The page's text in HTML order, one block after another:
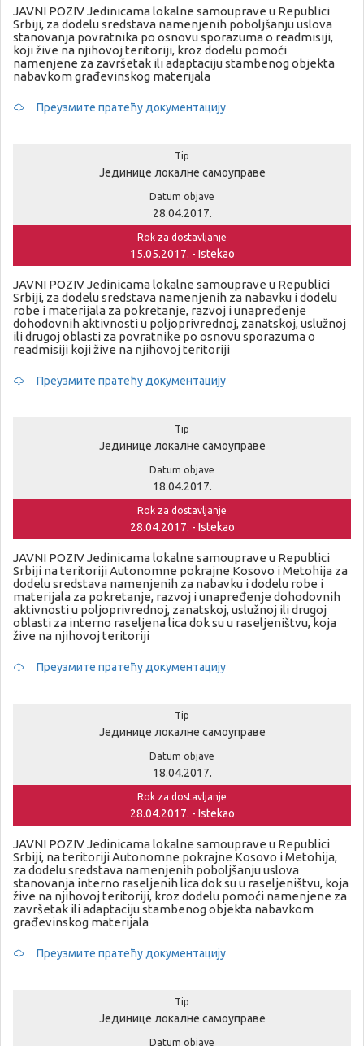
JAVNI POZIV Jedinicama lokalne samouprave u Republici
Srbiji, za dodelu sredstava namenjenih poboljšanju uslova
stanovanja povratnika po osnovu sporazuma o readmisiji,
koji žive na njihovoj teritoriji, kroz dodelu pomoći
namenjene za završetak ili adaptaciju stambenog objekta
nabavkom građevinskog materijala
Преузмите пратећу документацију
Tip
Јединице локалне самоуправе
Datum objave
28.04.2017.
Rok za dostavljanje
15.05.2017. - Istekao
JAVNI POZIV Jedinicama lokalne samouprave u Republici
Srbiji, za dodelu sredstava namenjenih za nabavku i dodelu
robe i materijala za pokretanje, razvoj i unapređenje
dohodovnih aktivnosti u poljoprivrednoj, zanatskoj, uslužnoj
ili drugoj oblasti za povratnike po osnovu sporazuma o
readmisiji koji žive na njihovoj teritoriji
Преузмите пратећу документацију
Tip
Јединице локалне самоуправе
Datum objave
18.04.2017.
Rok za dostavljanje
28.04.2017. - Istekao
JAVNI POZIV Jedinicama lokalne samouprave u Republici
Srbiji na teritoriji Autonomne pokrajne Kosovo i Metohija za
dodelu sredstava namenjenih za nabavku i dodelu robe i
materijala za pokretanje, razvoj i unapređenje dohodovnih
aktivnosti u poljoprivrednoj, zanatskoj, uslužnoj ili drugoj
oblasti za interno raseljena lica dok su u raseljeništvu, koja
žive na njihovoj teritoriji
Преузмите пратећу документацију
Tip
Јединице локалне самоуправе
Datum objave
18.04.2017.
Rok za dostavljanje
28.04.2017. - Istekao
JAVNI POZIV Jedinicama lokalne samouprave u Republici
Srbiji, na teritoriji Autonomne pokrajne Kosovo i Metohija,
za dodelu sredstava namenjenih poboljšanju uslova
stanovanja interno raseljenih lica dok su u raseljeništvu, koja
žive na njihovoj teritoriji, kroz dodelu pomoći namenjene za
završetak ili adaptaciju stambenog objekta nabavkom
građevinskog materijala
Преузмите пратећу документацију
Tip
Јединице локалне самоуправе
Datum objave